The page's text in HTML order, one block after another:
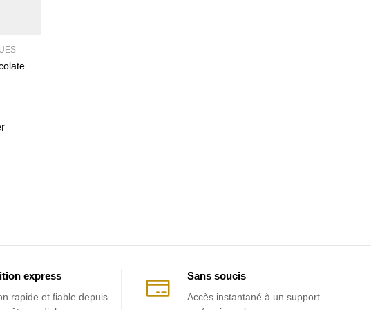
express
rapide et fiable depuis
Sans soucis
Accès instantané à un support